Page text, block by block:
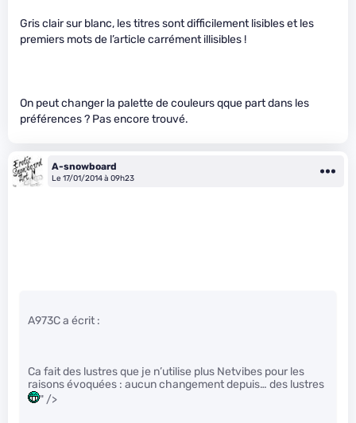
Gris clair sur blanc, les titres sont difficilement lisibles et les
premiers mots de l’article carrément illisibles !
On peut changer la palette de couleurs qque part dans les
préférences ? Pas encore trouvé.
A-snowboard
Le 17/01/2014 à 09h23
A973C a écrit :
Ca fait des lustres que je n’utilise plus Netvibes pour les
raisons évoquées : aucun changement depuis… des lustres
" />